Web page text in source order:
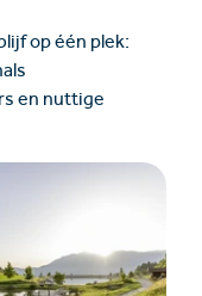
op één plek:
en nuttige